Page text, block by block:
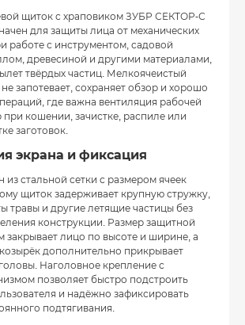
щиток с храповиком ЗУБР СЕКТОР-С
для защиты лица от механических
работе с инструментом, садовой
древесиной и другими материалами,
твёрдых частиц. Мелкоячеистый
запотевает, сохраняет обзор и хорошо
где важна вентиляция рабочей
кошении, зачистке, распиле или
заготовок.
экрана и фиксация
из стальной сетки с размером ячеек
щиток задерживает крупную стружку,
травы и другие летящие частицы без
конструкции. Размер защитной
закрывает лицо по высоте и ширине, а
дополнительно прикрывает
Наголовное крепление с
позволяет быстро подстроить
и надёжно зафиксировать
подтягивания.